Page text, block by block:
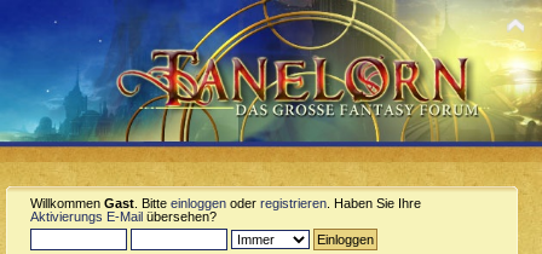
Willkommen Gast . Bitte einloggen oder registrieren . Haben Sie Ihre
Aktivierungs E-Mail übersehen?